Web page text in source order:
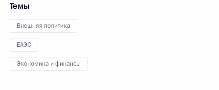
Темы
Внешняя политика
ЕАЭС
Экономика и финансы